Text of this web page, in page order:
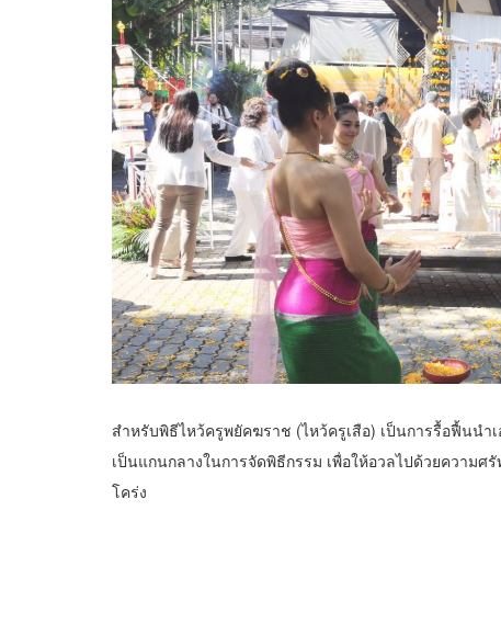
สำหรับพิธีไหว้ครูพยัคฆราช (ไหว้ครูเสือ) เป็นการรื้อฟื้น
เป็นแกนกลางในการจัดพิธีกรรม เพื่อให้อวลไปด้วยความ
โคร่ง